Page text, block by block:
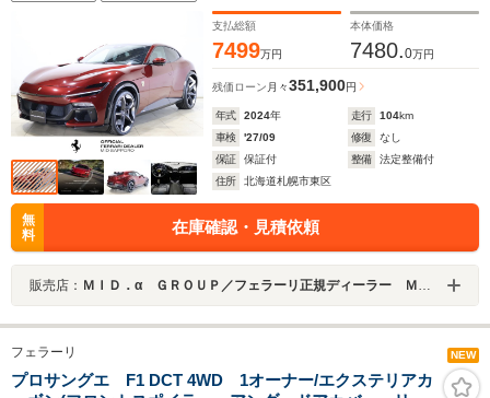
支払総額
7499万円
本体価格
7480.0万円
残価ローン 月々351,900円
年式 2024年 走行 104km
車検
'27/09 修復
なし
保証
保証付 整備
法定整備付
住所
北海道札幌市東区
無
料
在庫確認・見積依頼
販売店： ＭＩＤ．α ＧＲＯＵＰ／フェラーリ正規ディーラー ＭＩＤ Ｓａｐｐｏｒｏ／株式会社ＭＩＤ ＡＬＦＡ
フェラーリ NEW
プロサングエ F1 DCT 4WD 1オーナー/エクステリアカ